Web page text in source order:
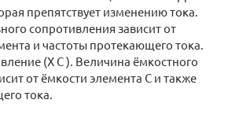
препятствует изменению тока.
сопротивления зависит от
и частоты протекающего тока.
(X C ). Величина ёмкостного
от ёмкости элемента С и также
тока.